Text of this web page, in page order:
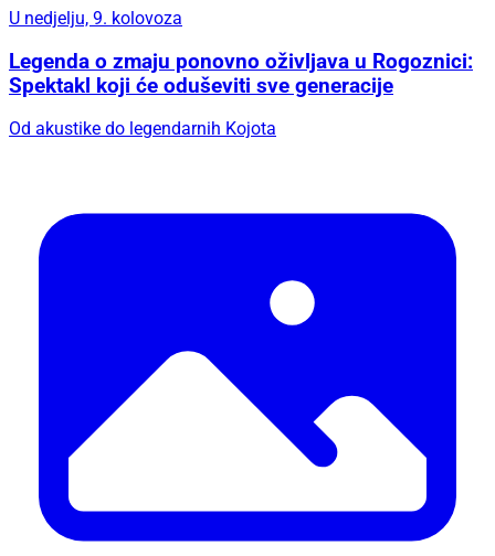
U nedjelju, 9. kolovoza
Legenda o zmaju ponovno oživljava u Rogoznici:
Spektakl koji će oduševiti sve generacije
Od akustike do legendarnih Kojota